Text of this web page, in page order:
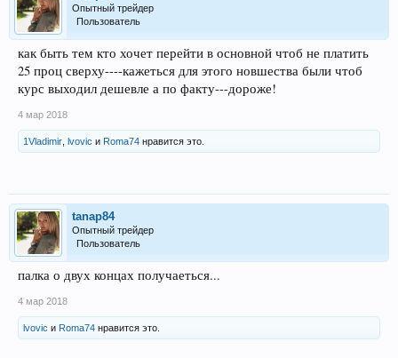
Опытный трейдер
Пользователь
как быть тем кто хочет перейти в основной чтоб не платить
25 проц сверху----кажеться для этого новшества были чтоб
курс выходил дешевле а по факту---дороже!
4 мар 2018
1Vladimir lvovic и Roma74 нравится это.
tanap84
Опытный трейдер
Пользователь
палка о двух концах получаеться...
4 мар 2018
lvovic и Roma74 нравится это.